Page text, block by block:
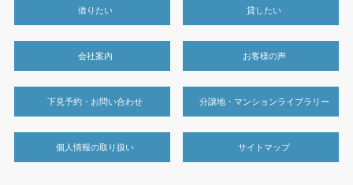
借りたい 貸したい
会社案内 お客様の声
下見予約・お問い合わせ 分譲地・マンションライブラリー
個人情報の取り扱い サイトマップ